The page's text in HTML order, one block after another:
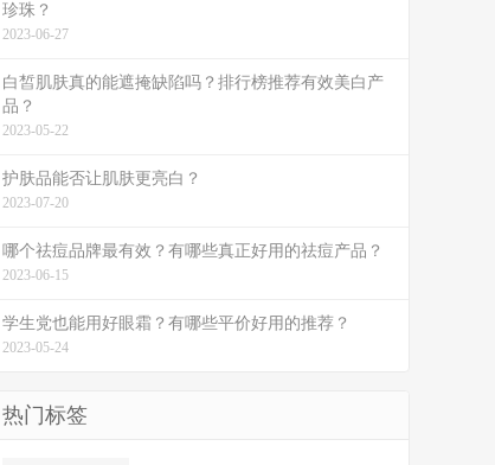
珍珠？
2023-06-27
白皙肌肤真的能遮掩缺陷吗？排行榜推荐有效美白产
品？
2023-05-22
护肤品能否让肌肤更亮白？
2023-07-20
哪个祛痘品牌最有效？有哪些真正好用的祛痘产品？
2023-06-15
学生党也能用好眼霜？有哪些平价好用的推荐？
2023-05-24
热门标签